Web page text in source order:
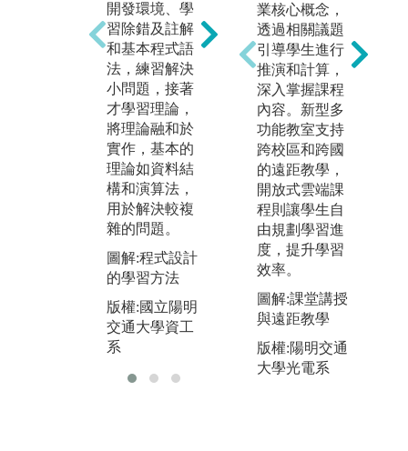
開發環境、學
習除錯及註解
和基本程式語
法，練習解決
小問題，接著
才學習理論，
將理論融和於
實作，基本的
理論如資料結
構和演算法，
用於解決較複
雜的問題。
圖解:程式設計
的學習方法
版權:國立陽明
交通大學資工
系
開源的Linux系
統為主，首先
針對整個系統
從系統管理的
角度切入，接
著了解應用程
式的開發，最
後才深入進階
的內核開發和
驅動程式開
發。
圖解:系統開發
的學習方法
交通大學資工
系
業核心概念，
透過相關議題
引導學生進行
推演和計算，
深入掌握課程
內容。新型多
功能教室支持
跨校區和跨國
的遠距教學，
開放式雲端課
程則讓學生自
由規劃學習進
度，提升學習
效率。
圖解:課堂講授
與遠距教學
版權:陽明交通
大學光電系